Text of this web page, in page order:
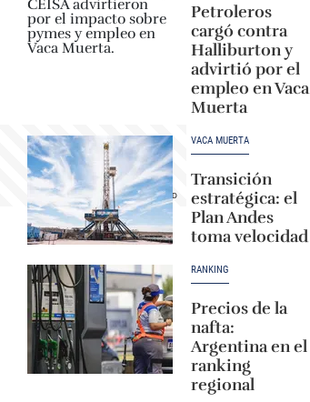
Petroleros
cargó contra
Halliburton y
advirtió por el
empleo en Vaca
Muerta
VACA MUERTA
Transición
estratégica: el
Plan Andes
toma velocidad
RANKING
Precios de la
nafta:
Argentina en el
ranking
regional